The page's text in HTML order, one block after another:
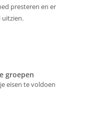
presteren en er
uitzien.
groepen
eisen te voldoen